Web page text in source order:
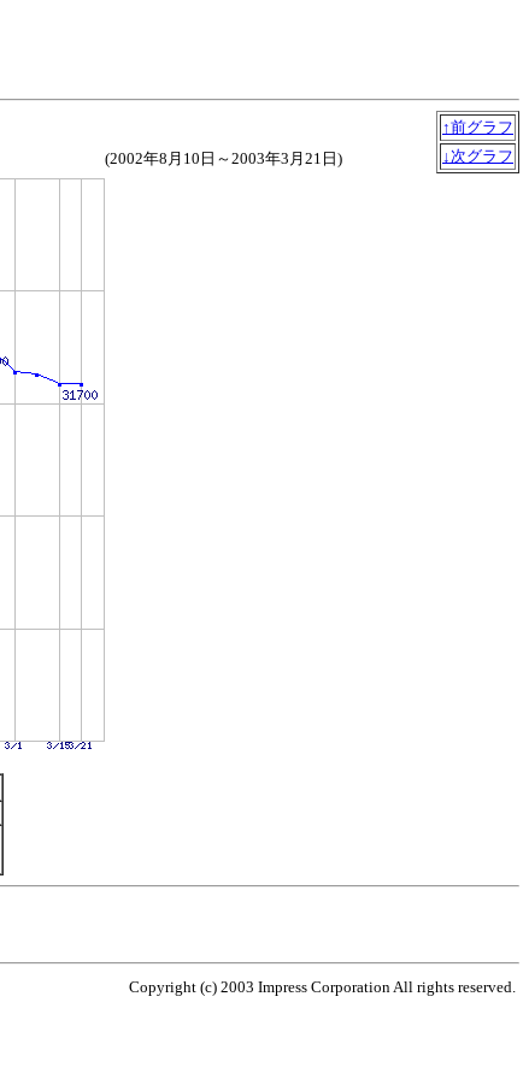
↑前グラフ
↓次グラフ
(2002年8月10日～2003年3月21日)
Copyright (c) 2003 Impress Corporation All rights reserved.